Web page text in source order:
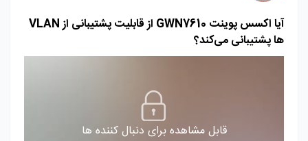
آیا اکسس پوینت GWN7610 از قابلیت پشتیبانی از VLAN
ها پشتیبانی می‌کند؟
قابل مشاهده برای دنبال کننده ها